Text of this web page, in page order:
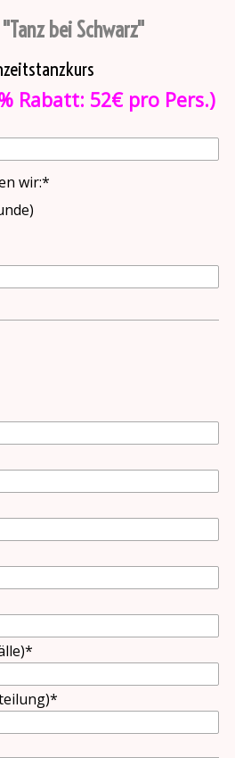
bei Schwarz"
Rabatt: 52€ pro Pers.)
wir:*
*
*